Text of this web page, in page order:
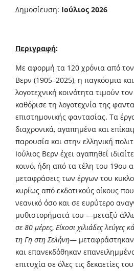
Δημοσίευση: Ιούλιος 2026
Περιγραφή:
Με αφορμή τα 120 χρόνια από τον
Βερν (1905–2025), η παγκόσμια
λογοτεχνική κοινότητα τιμούν
καθόρισε τη λογοτεχνία της
επιστημονικής φαντασίας. Τα
διαχρονικά, αγαπημένα και
παρουσία και στην ελληνική
Ιούλιος Βερν έχει αγαπηθεί
κοινό, ήδη από τα τέλη του 19ου
μεταφράσεις των έργων του
κυρίως από εκδοτικούς οίκους
νεανικό όσο και σε ευρύτερο
μυθιστορήματά του —μεταξύ
σε 80 μέρες, Είκοσι χιλιάδες
τη Γη στη Σελήνη—
και επανεκδόθηκαν
επιτυχία σε όλες τις δεκαετίες